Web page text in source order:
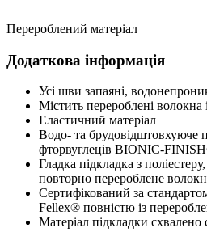
Перероблений матеріал
Додаткова інформація
Усі шви запаяні,
Містить перероблені волокна
Еластичний матеріал
Водо- та брудовідштовхуюче
фторвуглеців BIONIC-
Гладка підкладка з
повторно перероблене
Сертифікований за
Fellex® повністю із
Матеріал підкладки